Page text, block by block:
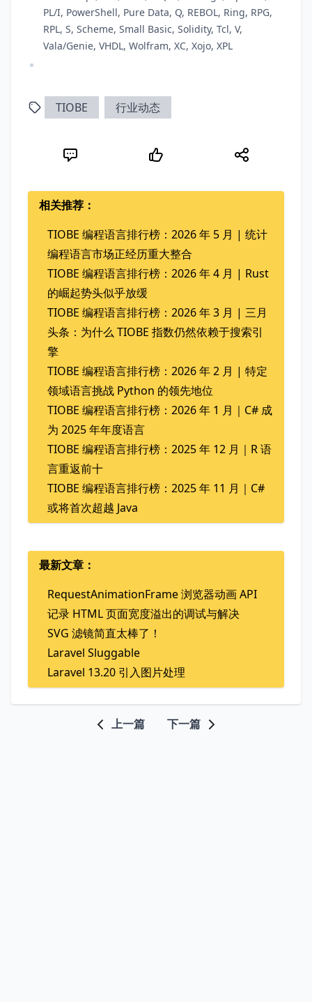
PL/I, PowerShell, Pure Data, Q, REBOL, Ring, RPG,
RPL, S, Scheme, Small Basic, Solidity, Tcl, V,
Vala/Genie, VHDL, Wolfram, XC, Xojo, XPL
TIOBE 行业动态
相关推荐：
TIOBE 编程语言排行榜：2026 年 5 月 | 统计
编程语言市场正经历重大整合
TIOBE 编程语言排行榜：2026 年 4 月 | Rust
的崛起势头似乎放缓
TIOBE 编程语言排行榜：2026 年 3 月 | 三月
头条：为什么 TIOBE 指数仍然依赖于搜索引
擎
TIOBE 编程语言排行榜：2026 年 2 月 | 特定
领域语言挑战 Python 的领先地位
TIOBE 编程语言排行榜：2026 年 1 月｜C# 成
为 2025 年年度语言
TIOBE 编程语言排行榜：2025 年 12 月｜R 语
言重返前十
TIOBE 编程语言排行榜：2025 年 11 月｜C#
或将首次超越 Java
最新文章：
RequestAnimationFrame 浏览器动画 API
记录 HTML 页面宽度溢出的调试与解决
SVG 滤镜简直太棒了！
Laravel Sluggable
Laravel 13.20 引入图片处理
上一篇 下一篇